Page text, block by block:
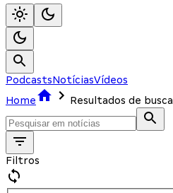
PodcastsNotíciasVídeos
Home
Resultados de busca
Filtros